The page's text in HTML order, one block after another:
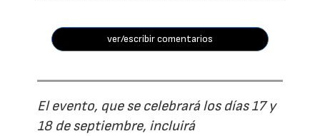
ver/escribir comentarios
El evento, que se celebrará los días 17 y
18 de septiembre, incluirá